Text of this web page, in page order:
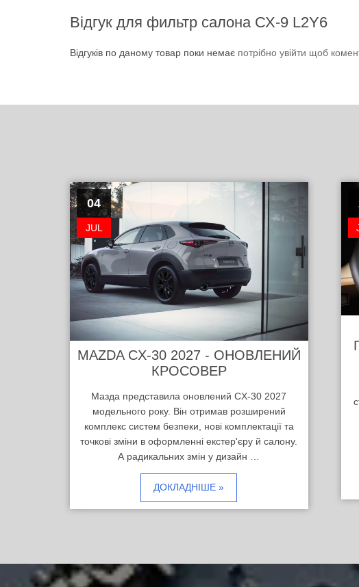
Відгук для фильтр салона СХ-9 L2Y6
Відгуків по даному товар поки немає потрібно увійти щоб
04
JUL
MAZDA CX-30 2027 - ОНОВЛЕНИЙ
КРОСОВЕР
Мазда представила оновлений CX-30 2027
модельного року. Він отримав розширений
комплекс систем безпеки, нові комплектації та
точкові зміни в оформленні екстер'єру й салону.
А радикальних змін у дизайн …
ДОКЛАДНІШЕ »